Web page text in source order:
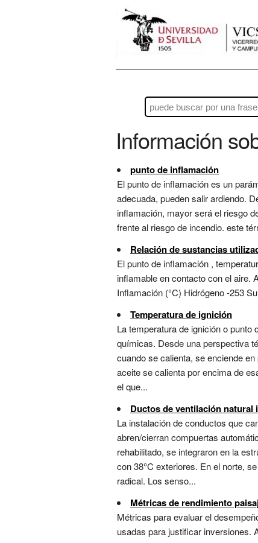
Información
punto de inflamación
El punto de inflamación es un
adecuada, pueden salir ardiendo.
inflamación, mayor será el riesgo
frente al riesgo de incendio. este
Relación de sustancias
El punto de inflamación ,
inflamable en contacto con el aire.
Inflamación (°C) Hidrógeno -253
Temperatura de ignición
La temperatura de ignición o
químicas. Desde una perspectiva
cuando se calienta, se enciende
aceite se calienta por encima de
el que...
Ductos de ventilación natural
La instalación de conductos que
abren/cierran compuertas
rehabilitado, se integraron en la
con 38°C exteriores. En el norte,
radical. Los senso...
Métricas de rendimiento
Métricas para evaluar el
usadas para justificar inversiones.